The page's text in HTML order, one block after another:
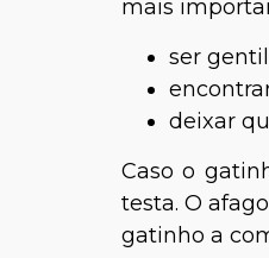
mais
ser
deixar
Caso o
testa. O
gatinho a